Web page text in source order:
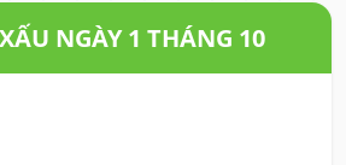
NGÀY 1 THÁNG 10